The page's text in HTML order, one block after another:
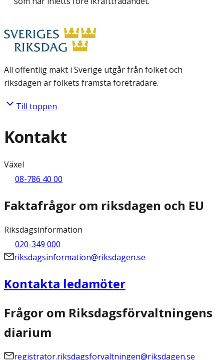
All offentlig makt i Sverige utgår från folket och
riksdagen är folkets främsta företrädare.
Till toppen
Kontakt
Växel
08-786 40 00
Faktafrågor om riksdagen och EU
Riksdagsinformation
020-349 000
riksdagsinformation@riksdagen.se
Kontakta ledamöter
Frågor om Riksdagsförvaltningens
diarium
registrator.riksdagsforvaltningen@riksdagen.se